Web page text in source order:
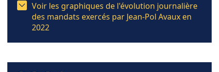
Voir les graphiques de l'évolution journalière
des mandats exercés par Jean-Pol Avaux en
2022